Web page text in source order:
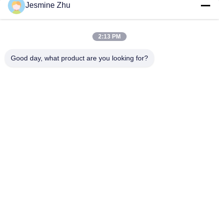
দ্বারা স্ব-পরিষেবা কিওস্ক
সেরা মূল্য পান
এফডিসিএ স্ট্যান্ডার্ড, এলকেএস দ্বারা
সেরা মূল্য পান
Jesmine Zhu
2:13 PM
Good day, what product are you looking for?